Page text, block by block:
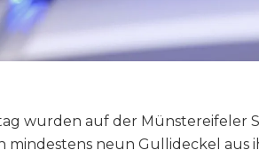
wurden auf der Münstereifeler
mindestens neun Gullideckel aus